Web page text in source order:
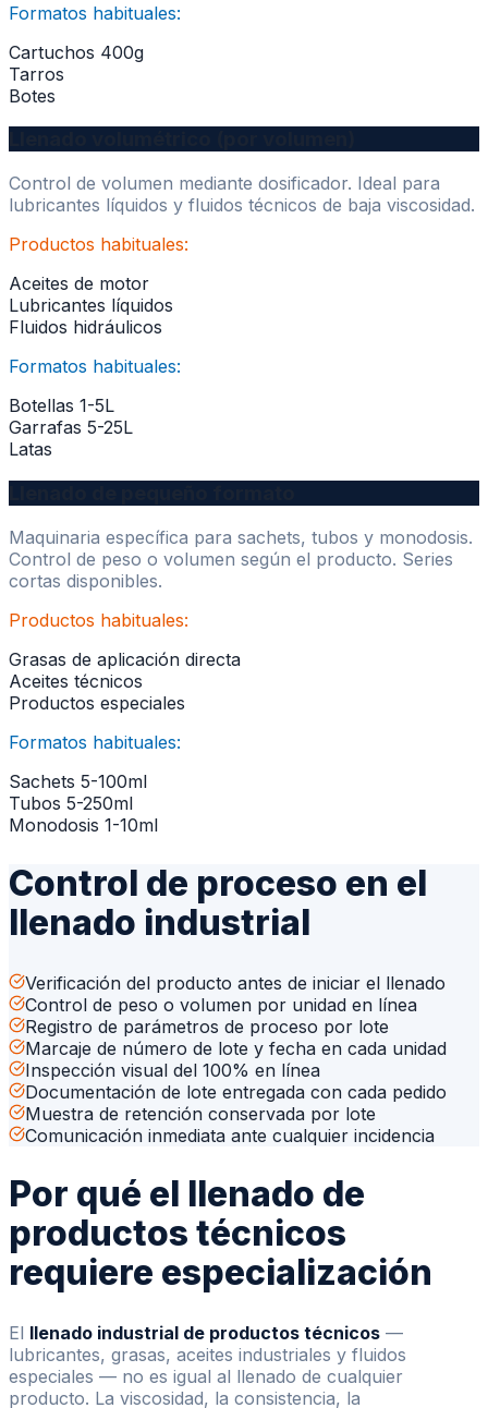
Formatos habituales:
Cartuchos 400g
Tarros
Botes
Control de volumen mediante dosificador. Ideal para
lubricantes líquidos y fluidos técnicos de baja viscosidad.
Productos habituales:
Aceites de motor
Lubricantes líquidos
Fluidos hidráulicos
Formatos habituales:
Botellas 1-5L
Garrafas 5-25L
Latas
Maquinaria específica para sachets, tubos y monodosis.
Control de peso o volumen según el producto. Series
cortas disponibles.
Productos habituales:
Grasas de aplicación directa
Aceites técnicos
Productos especiales
Formatos habituales:
Sachets 5-100ml
Tubos 5-250ml
Monodosis 1-10ml
Control de proceso en el
llenado industrial
Verificación del producto antes de iniciar el llenado
Control de peso o volumen por unidad en línea
Registro de parámetros de proceso por lote
Marcaje de número de lote y fecha en cada unidad
Inspección visual del 100% en línea
Documentación de lote entregada con cada pedido
Muestra de retención conservada por lote
Comunicación inmediata ante cualquier incidencia
Por qué el llenado de
productos técnicos
requiere especialización
El llenado industrial de productos técnicos —
lubricantes, grasas, aceites industriales y fluidos
especiales — no es igual al llenado de cualquier
producto. La viscosidad, la consistencia, la